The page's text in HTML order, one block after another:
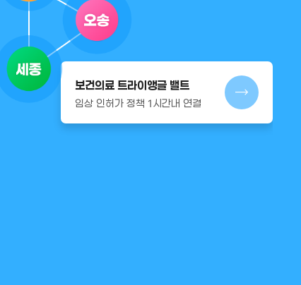
보건의료 트라이앵글 밸트
임상 인허가 정책 1시간내 연결